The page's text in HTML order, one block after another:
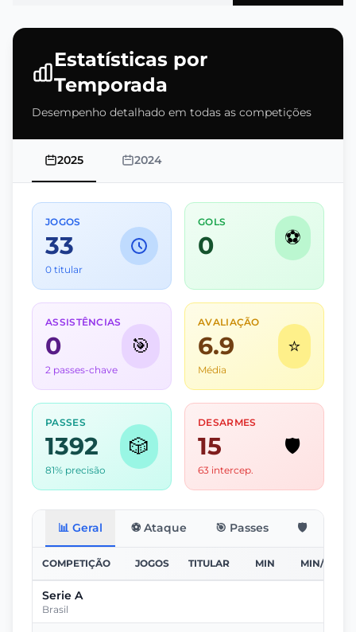
Estatísticas por
Temporada
Desempenho detalhado em todas as competições
2025 2024
JOGOS
33
0 titular
GOLS
0 ⚽
ASSISTÊNCIAS
0
2 passes-chave
🎯
AVALIAÇÃO
6.9
Média
⭐
PASSES
1392
81% precisão
🎲
DESARMES
15
63 intercep.
🛡️
📊 Geral ⚽ Ataque 🎯 Passes 🛡️ Defesa
COMPETIÇÃO JOGOS TITULAR MIN MIN/JOGO
Serie A
Brasil